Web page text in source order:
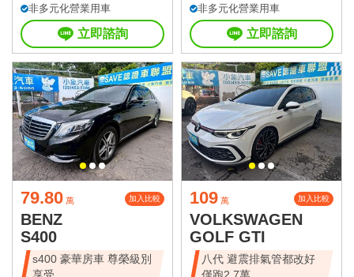
非多元化營業用車
立即諮詢
非多元化營業用車
立即諮詢
79.80 萬 加入比較
BENZ
S400
s400 豪華房車 尊榮級別
109 萬 加入比較
VOLKSWAGEN
GOLF GTI
八代 避震排氣管都改好